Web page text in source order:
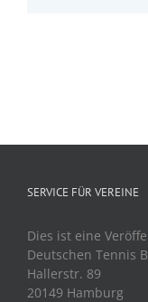
SERVICE FÜR VEREINE
Dies ist eine
Deutschen Tennis
Hallerstr. 89
20149 Hamburg